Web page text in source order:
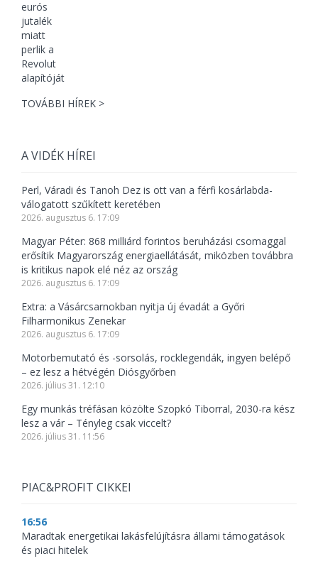
TOVÁBBI HÍREK >
A VIDÉK HÍREI
Perl, Váradi és Tanoh Dez is ott van a férfi kosárlabda-
válogatott szűkített keretében
2026. augusztus 6. 17:09
Magyar Péter: 868 milliárd forintos beruházási csomaggal
erősítik Magyarország energiaellátását, miközben továbbra
is kritikus napok elé néz az ország
2026. augusztus 6. 17:09
Extra: a Vásárcsarnokban nyitja új évadát a Győri
Filharmonikus Zenekar
2026. augusztus 6. 17:09
Motorbemutató és -sorsolás, rocklegendák, ingyen belépő
– ez lesz a hétvégén Diósgyőrben
2026. július 31. 12:10
Egy munkás tréfásan közölte Szopkó Tiborral, 2030-ra kész
lesz a vár – Tényleg csak viccelt?
2026. július 31. 11:56
PIAC&PROFIT CIKKEI
16:56
Maradtak energetikai lakásfelújításra állami támogatások
és piaci hitelek